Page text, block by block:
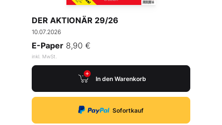
DER AKTIONÄR 29/26
10.07.2026
E-Paper 8,90 €
inkl. MwSt.
In den Warenkorb
Sofortkauf